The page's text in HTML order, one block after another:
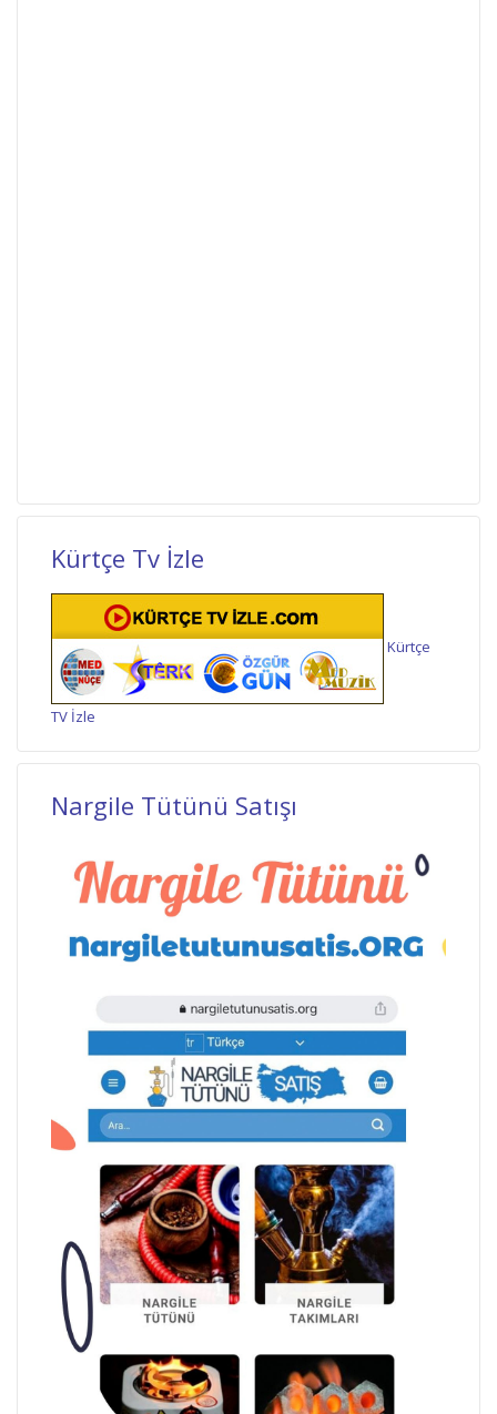
Kürtçe Tv İzle
Kürtçe
TV İzle
Nargile Tütünü Satışı